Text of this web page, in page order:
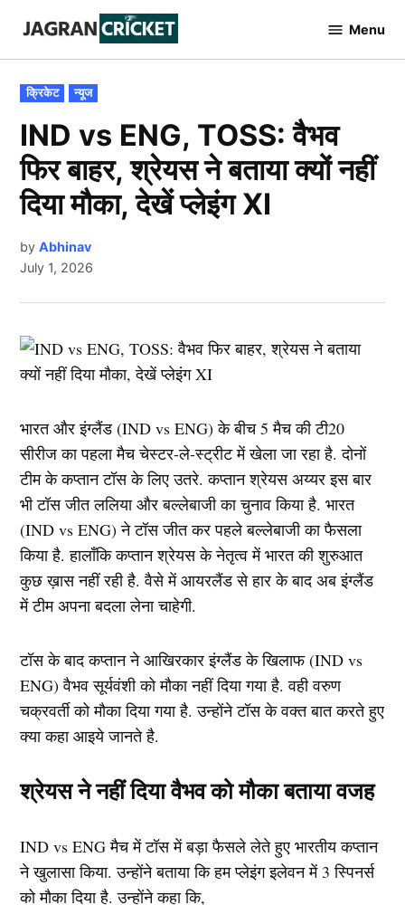
content
Cricket
Menu
POSTED
IN
क्रिकेट न्यूज
IND vs ENG, TOSS: वैभव
फिर बाहर, श्रेयस ने बताया क्यों नहीं
दिया मौका, देखें प्लेइंग XI
by Abhinav
July 1, 2026
भारत और इंग्लैंड (IND vs ENG) के बीच 5 मैच की टी20
सीरीज का पहला मैच चेस्टर-ले-स्ट्रीट में खेला जा रहा है. दोनों
टीम के कप्तान टॉस के लिए उतरे. कप्तान श्रेयस अय्यर इस बार
भी टॉस जीत ललिया और बल्लेबाजी का चुनाव किया है. भारत
(IND vs ENG) ने टॉस जीत कर पहले बल्लेबाजी का फैसला
किया है. हालाँकि कप्तान श्रेयस के नेतृत्व में भारत की शुरुआत
कुछ ख़ास नहीं रही है. वैसे में आयरलैंड से हार के बाद अब इंग्लैंड
में टीम अपना बदला लेना चाहेगी.
टॉस के बाद कप्तान ने आखिरकार इंग्लैंड के खिलाफ (IND vs
ENG) वैभव सूर्यवंशी को मौका नहीं दिया गया है. वही वरुण
चक्रवर्ती को मौका दिया गया है. उन्होंने टॉस के वक्त बात करते हुए
क्या कहा आइये जानते है.
श्रेयस ने नहीं दिया वैभव को मौका बताया वजह
IND vs ENG मैच में टॉस में बड़ा फैसले लेते हुए भारतीय कप्तान
ने खुलासा किया. उन्होंने बताया कि हम प्लेइंग इलेवन में 3 स्पिनर्स
को मौका दिया है. उन्होंने कहा कि,